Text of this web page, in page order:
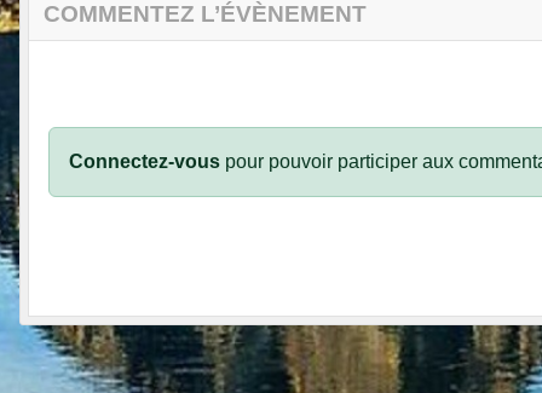
COMMENTEZ L’ÉVÈNEMENT
Connectez-vous pour pouvoir participer aux